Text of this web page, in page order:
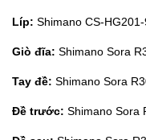
Líp: Shimano CS-
Giò đĩa: Shimano Sora
Tay đề: Shimano Sora
Đề trước: Shimano Sora